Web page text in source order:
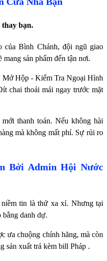
thay bạn.
của Bình Chánh, đội ngũ giao
sản phẩm đến tận nơi.
Hộp - Kiểm Tra Ngoại Hình
chai thoải mái ngay trước mặt
thanh toán. Nếu không hài
mà không mất phí. Sự rủi ro
Bởi Admin Hội Nước
tin là thứ xa xỉ. Nhưng tại
danh dự.
ưa chuộng chính hãng, mà còn
sản xuất trả kèm bill Pháp .